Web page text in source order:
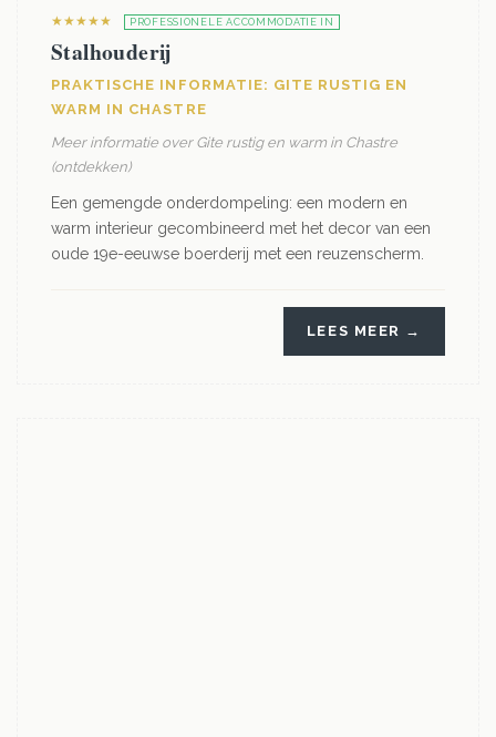
★★★★★ PROFESSIONELE ACCOMMODATIE IN
Stalhouderij
PRAKTISCHE INFORMATIE: GITE RUSTIG EN
WARM IN CHASTRE
Meer informatie over Gite rustig en warm in Chastre
(ontdekken)
Een gemengde onderdompeling: een modern en
warm interieur gecombineerd met het decor van een
oude 19e-eeuwse boerderij met een reuzenscherm.
LEES MEER →